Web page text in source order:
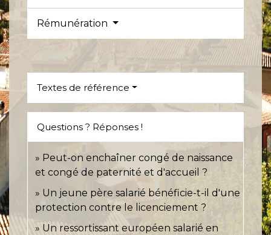
Rémunération
Textes de référence
Questions ? Réponses !
Peut-on enchaîner congé de naissance
et congé de paternité et d'accueil ?
Un jeune père salarié bénéficie-t-il d'une
protection contre le licenciement ?
Un ressortissant européen salarié en